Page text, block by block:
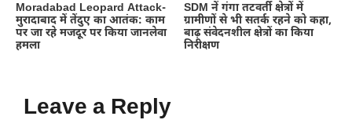
Moradabad Leopard Attack-
मुरादाबाद में तेंदुए का आतंक: काम
पर जा रहे मजदूर पर किया जानलेवा
हमला
SDM नें गंगा तटवर्ती क्षेत्रों में
ग्रामीणों से भी सतर्क रहने को कहा,
बाढ़ संवेदनशील क्षेत्रों का किया
निरीक्षण
Leave a Reply